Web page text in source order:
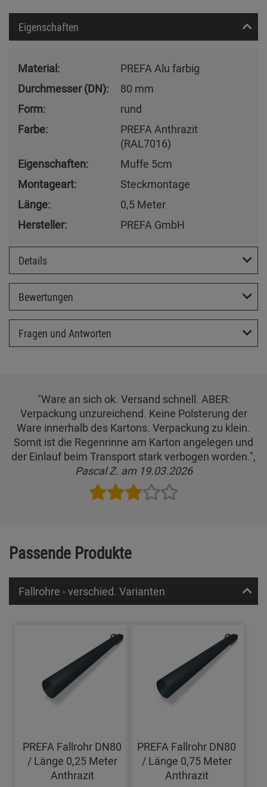
Eigenschaften
Material:
PREFA Alu farbig
Durchmesser (DN):
80 mm
Form:
rund
Farbe:
PREFA Anthrazit
(RAL7016)
Eigenschaften:
Muffe 5cm
Montageart:
Steckmontage
Länge:
0,5 Meter
Hersteller:
PREFA GmbH
Details
Bewertungen
Fragen und Antworten
"Ware an sich ok. Versand schnell. ABER:
Verpackung unzureichend. Keine Polsterung der
Ware innerhalb des Kartons. Verpackung zu klein.
Somit ist die Regenrinne am Karton angelegen und
der Einlauf beim Transport stark verbogen worden.",
Pascal Z. am 19.03.2026
Passende Produkte
Fallrohre - verschied. Varianten
PREFA Fallrohr DN80
/ Länge 0,25 Meter
Anthrazit
PREFA Fallrohr DN80
/ Länge 0,75 Meter
Anthrazit